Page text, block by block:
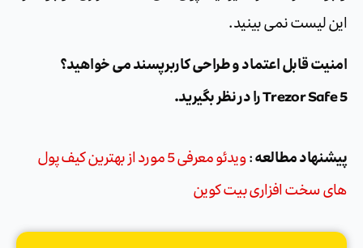
این لیست نمی بینید.
امنیت قابل اعتماد و طراحی کاربرپسند می خواهید؟
Trezor Safe 5 را در نظر بگیرید.
پیشنهاد مطالعه : ویدئو معرفی 5 مورد از بهترین کیف پول
های سخت افزاری بیت کوین